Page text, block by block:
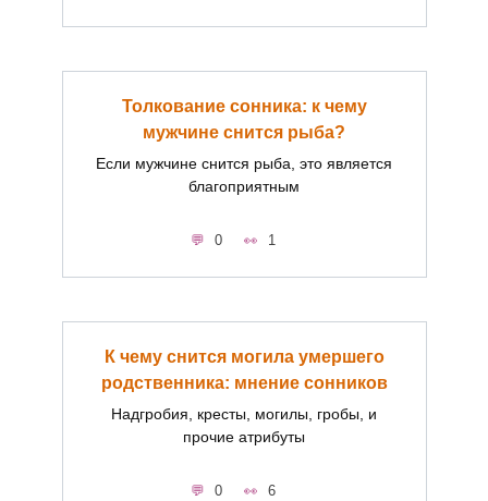
Толкование сонника: к чему
мужчине снится рыба?
Если мужчине снится рыба, это является
благоприятным
0 1
К чему снится могила умершего
родственника: мнение сонников
Надгробия, кресты, могилы, гробы, и
прочие атрибуты
0 6